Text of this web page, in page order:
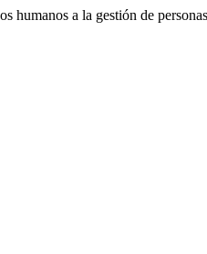
humanos a la gestión de